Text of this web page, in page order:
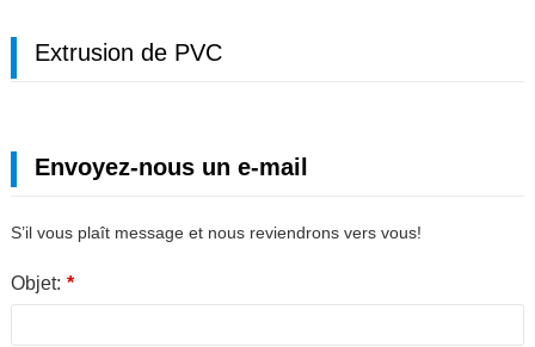
Extrusion de PVC
Envoyez-nous un e-mail
S’il vous plaît message et nous reviendrons vers vous!
Objet: *